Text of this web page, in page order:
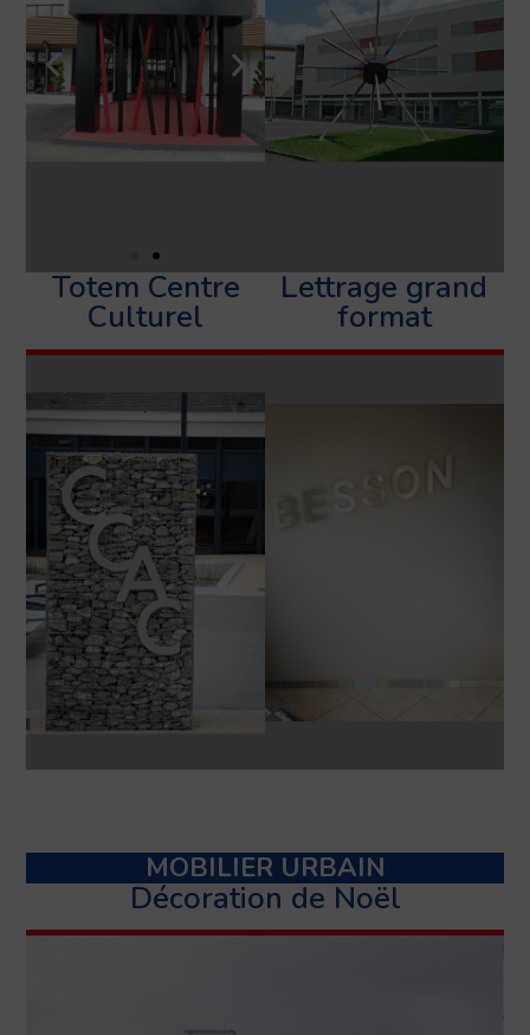
Totem Centre
Culturel
Lettrage grand
format
MOBILIER URBAIN
Décoration de Noël